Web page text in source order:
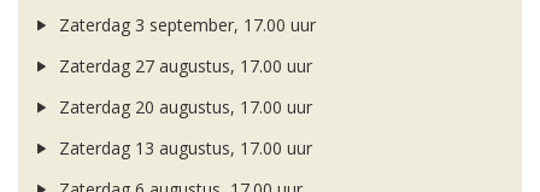
Zaterdag 3 september, 17.00 uur
Zaterdag 27 augustus, 17.00 uur
Zaterdag 20 augustus, 17.00 uur
Zaterdag 13 augustus, 17.00 uur